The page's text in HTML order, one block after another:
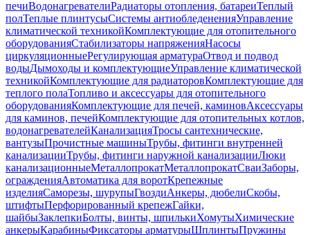
печиВодонагревателиРадиаторы отопления, батареиТеплый
полТеплые плинтусыСистемы антиобледененияУправление
климатической техникойКомплектующие для отопительного
оборудованияСтабилизаторы напряженияНасосы
циркуляционныеРегулирующая арматураОтвод и подвод
водыДымоходы и комплектующиеУправление климатической
техникойКомплектующие для радиаторовКомплектующие для
теплого полаТопливо и аксессуары для отопительного
оборудованияКомплектующие для печей, каминовАксессуары
для каминов, печейКомплектующие для отопительных котлов,
водонагревателейКанализацияТросы сантехнические,
вантузыПрочистные машиныТрубы, фитинги внутренней
канализацииТрубы, фитинги наружной канализацииЛюки
канализационныеМеталлопрокатМеталлопрокатСваиЗаборы,
огражденияАвтоматика для воротКрепежные
изделияСаморезы, шурупыГвоздиАнкеры, дюбелиСкобы,
штифтыПерфорированный крепежГайки,
шайбыЗаклепкиБолты, винты, шпилькиХомутыХимические
анкерыКарабиныФиксаторы арматурыШплинтыПружины